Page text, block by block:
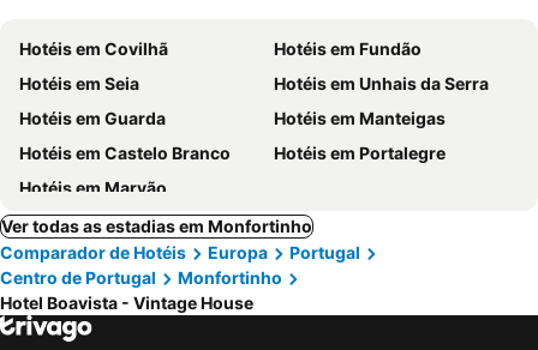
Hotéis em Covilhã
Hotéis em Fundão
Hotéis em Seia
Hotéis em Unhais da Serra
Hotéis em Guarda
Hotéis em Manteigas
Hotéis em Castelo Branco
Hotéis em Portalegre
Hotéis em Marvão
Ver todas as estadias em Monfortinho
Comparador de Hotéis
Europa
Portugal
Centro de Portugal
Monfortinho
Hotel Boavista - Vintage House